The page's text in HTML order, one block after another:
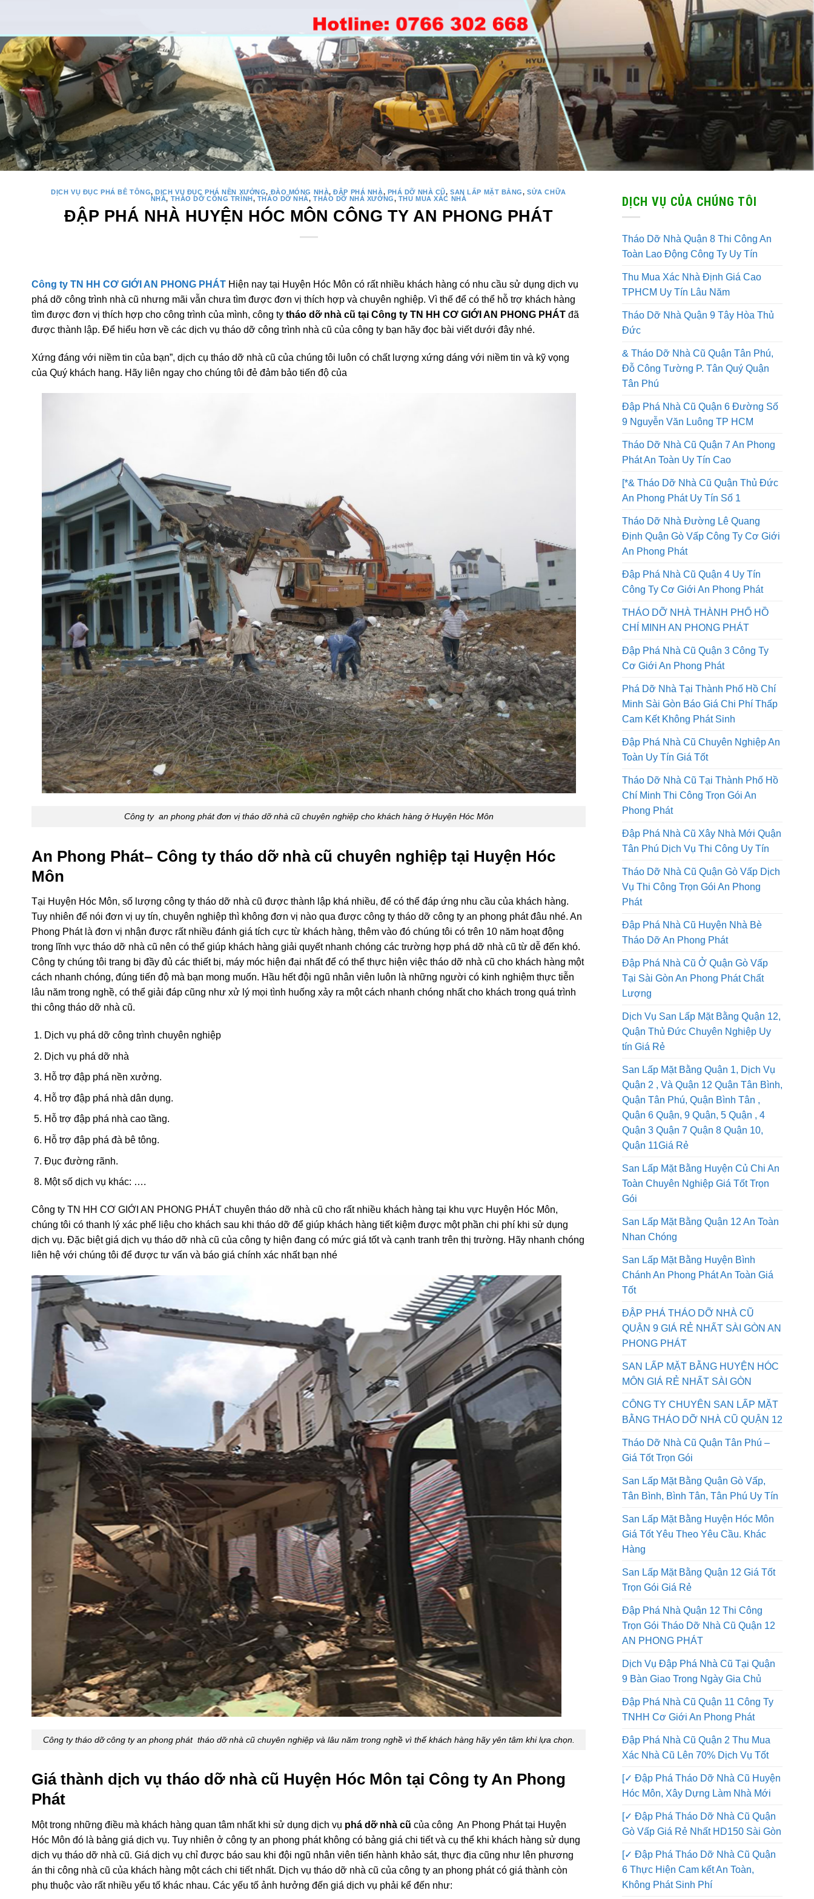
THÁO DỠ NHÀ,THÁO DỠ NHÀ XƯỞNG
Công ty TN HH CƠ GIỚI AN PHONG PHÁT Hiện nay tại Huyện Hóc Môn có rất nhiều khách hàng có nhu cầu sử dụng dịch vụ
phá dỡ công trình nhà cũ nhưng mãi vẫn chưa tìm được đơn vị thích hợp và chuyên nghiệp. Vì thế để có thể hỗ trợ khách hàng
tìm được đơn vị thích hợp cho công trình của mình, công tytháo dỡ nhà cũ tại Công ty TN HH CƠ GIỚI AN PHONG PHÁT
được thành lập. Để hiểu hơn về các dịch vụ tháo dỡ công trình nhà cũ của công ty bạn hãy đọc bài viết dưới đây nhé.
Xứng đáng với niềm tin của bạn”, dịch cụ tháo dỡ nhà cũ của chúng tôi luôn có chất lượng xứng dáng với niềm tin và kỹ vọng
Công ty an phong phát đơn vị tháo dỡ nhà cũ chuyên nghiệp cho khách hàng ở Huyện Hóc Môn
An Phong Phát– Công ty tháo dỡ nhà cũ chuyên nghiệp tại Huyện Hóc
Môn
Tại Huyện Hóc Môn, số lượng công ty tháo dỡ nhà cũ được thành lập khá nhiều, để có thể đáp ứng nhu cầu của khách hàng.
Tuy nhiên để nói đơn vị uy tín, chuyên nghiệp thì không đơn vị nào qua được công ty tháo dỡ công ty an phong phát đâu nhé. An
Phong Phát là đơn vị nhận được rất nhiều đánh giá tích cực từ khách hàng, thêm vào đó chúng tôi có trên 10 năm hoạt động
trong lĩnh vực tháo dỡ nhà cũ nên có thể giúp khách hàng giải quyết nhanh chóng các trường hợp phá dỡ nhà cũ từ dễ đến khó.
Công ty chúng tôi trang bị đầy đủ các thiết bị, máy móc hiện đại nhất để có thể thực hiện việc tháo dỡ nhà cũ cho khách hàng một
cách nhanh chóng, đúng tiến độ mà bạn mong muốn. Hầu hết đội ngũ nhân viên luôn là những người có kinh nghiệm thực tiễn
lâu năm trong nghề, có thể giải đáp cũng như xử lý mọi tình huống xảy ra một cách nhanh chóng nhất cho khách trong quá trình
Dịch vụ phá dỡ công trình chuyên nghiệp
Dịch vụ phá dỡ nhà
Hỗ trợ đập phá nền xưởng.
Hỗ trợ đập phá nhà dân dụng.
Hỗ trợ đập phá nhà cao tầng.
Hỗ trợ đập phá đà bê tông.
Một số dịch vụ khác: ….
Công ty TN HH CƠ GIỚI AN PHONG PHÁT chuyên tháo dỡ nhà cũ cho rất nhiều khách hàng tại khu vực Huyện Hóc Môn,
chúng tôi có thanh lý xác phế liệu cho khách sau khi tháo dỡ để giúp khách hàng tiết kiệm được một phần chi phí khi sử dụng
dịch vụ. Đặc biệt giá dịch vụ tháo dỡ nhà cũ của công ty hiện đang có mức giá tốt và cạnh tranh trên thị trường. Hãy nhanh chóng
liên hệ với chúng tôi để được tư vấn và báo giá chính xác nhất bạn nhé
Công ty tháo dỡ công ty an phong phát tháo dỡ nhà cũ chuyên nghiệp và lâu năm trong nghề vì thế khách hàng hãy yên tâm khi lựa chọn.
Giá thành dịch vụ tháo dỡ nhà cũ Huyện Hóc Môn tại Công ty An Phong
Phát
Một trong những điều mà khách hàng quan tâm nhất khi sử dụng dịch vụphá dỡ nhà cũcủa công An Phong Phát tại Huyện
Hóc Môn đó là bảng giá dịch vụ. Tuy nhiên ở công ty an phong phát không có bảng giá chi tiết và cụ thể khi khách hàng sử dụng
dịch vụ tháo dỡ nhà cũ. Giá dịch vụ chỉ được báo sau khi đội ngũ nhân viên tiến hành khảo sát, thực địa cũng như lên phương
DỊCH VỤ CỦA CHÚNG TÔI
Tháo Dỡ Nhà Quận 8 Thi Công An
Toàn Lao Động Công Ty Uy Tín
Thu Mua Xác Nhà Định Giá Cao
TPHCM Uy Tín Lâu Năm
Tháo Dỡ Nhà Quận 9 Tây Hòa Thủ
Đức
& Tháo Dỡ Nhà Cũ Quận Tân Phú,
Đỗ Công Tường P. Tân Quý Quận
Tân Phú
Đập Phá Nhà Cũ Quận 6 Đường Số
9 Nguyễn Văn Luông TP HCM
Tháo Dỡ Nhà Cũ Quận 7 An Phong
Phát An Toàn Uy Tín Cao
[*& Tháo Dỡ Nhà Cũ Quận Thủ Đức
An Phong Phát Uy Tín Số 1
Tháo Dỡ Nhà Đường Lê Quang
Định Quận Gò Vấp Công Ty Cơ Giới
An Phong Phát
Đập Phá Nhà Cũ Quận 4 Uy Tín
Công Ty Cơ Giới An Phong Phát
THÁO DỠ NHÀ THÀNH PHỐ HỒ
CHÍ MINH AN PHONG PHÁT
Đập Phá Nhà Cũ Quận 3 Công Ty
Cơ Giới An Phong Phát
Phá Dỡ Nhà Tại Thành Phố Hồ Chí
Minh Sài Gòn Báo Giá Chi Phí Thấp
Cam Kết Không Phát Sinh
Đập Phá Nhà Cũ Chuyên Nghiệp An
Toàn Uy Tín Giá Tốt
Tháo Dỡ Nhà Cũ Tại Thành Phố Hồ
Chí Minh Thi Công Trọn Gói An
Phong Phát
Đập Phá Nhà Cũ Xây Nhà Mới Quận
Tân Phú Dịch Vụ Thi Công Uy Tín
Tháo Dỡ Nhà Cũ Quận Gò Vấp Dịch
Vụ Thi Công Trọn Gói An Phong
Phát
Đập Phá Nhà Cũ Huyện Nhà Bè
Tháo Dỡ An Phong Phát
Đập Phá Nhà Cũ Ở Quận Gò Vấp
Tại Sài Gòn An Phong Phát Chất
Lượng
Dịch Vụ San Lấp Mặt Bằng Quận 12,
Quận Thủ Đức Chuyên Nghiệp Uy
tín Giá Rẻ
San Lấp Mặt Bằng Quận 1, Dịch Vụ
Quận 2 , Và Quận 12 Quận Tân Bình,
Quận Tân Phú, Quận Bình Tân ,
Quận 6 Quận, 9 Quận, 5 Quận , 4
Quận 3 Quận 7 Quận 8 Quận 10,
Quận 11Giá Rẻ
San Lấp Mặt Bằng Huyện Củ Chi An
Toàn Chuyên Nghiệp Giá Tốt Trọn
Gói
San Lấp Mặt Bằng Quận 12 An Toàn
Nhan Chóng
San Lấp Mặt Bằng Huyện Bình
Chánh An Phong Phát An Toàn Giá
Tốt
ĐẬP PHÁ THÁO DỠ NHÀ CŨ
QUẬN 9 GIÁ RẺ NHẤT SÀI GÒN AN
PHONG PHÁT
SAN LẤP MẶT BẰNG HUYỆN HÓC
MÔN GIÁ RẺ NHẤT SÀI GÒN
CÔNG TY CHUYÊN SAN LẤP MẶT
BẰNG THÁO DỠ NHÀ CŨ QUẬN 12
Tháo Dỡ Nhà Cũ Quận Tân Phú –
Giá Tốt Trọn Gói
San Lấp Mặt Bằng Quận Gò Vấp,
Tân Bình, Bình Tân, Tân Phú Uy Tín
San Lấp Mặt Bằng Huyện Hóc Môn
Giá Tốt Yêu Theo Yêu Cầu. Khác
Hàng
San Lấp Mặt Bằng Quận 12 Giá Tốt
Trọn Gói Giá Rẻ
Đập Phá Nhà Quận 12 Thi Công
Trọn Gói Tháo Dỡ Nhà Cũ Quận 12
AN PHONG PHÁT
Dịch Vụ Đập Phá Nhà Cũ Tại Quận
9 Bàn Giao Trong Ngày Gia Chủ
Đập Phá Nhà Cũ Quận 11 Công Ty
TNHH Cơ Giới An Phong Phát
Đập Phá Nhà Cũ Quận 2 Thu Mua
Xác Nhà Cũ Lên 70% Dịch Vụ Tốt
[✓ Đập Phá Tháo Dỡ Nhà Cũ Huyện
Hóc Môn, Xây Dựng Làm Nhà Mới
[✓ Đập Phá Tháo Dỡ Nhà Cũ Quận
Gò Vấp Giá Rẻ Nhất HD150 Sài Gòn
[✓ Đập Phá Tháo Dỡ Nhà Cũ Quận